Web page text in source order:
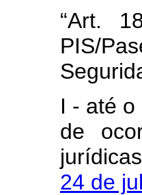
“Art.
PIS/
I - até o
de
24 de